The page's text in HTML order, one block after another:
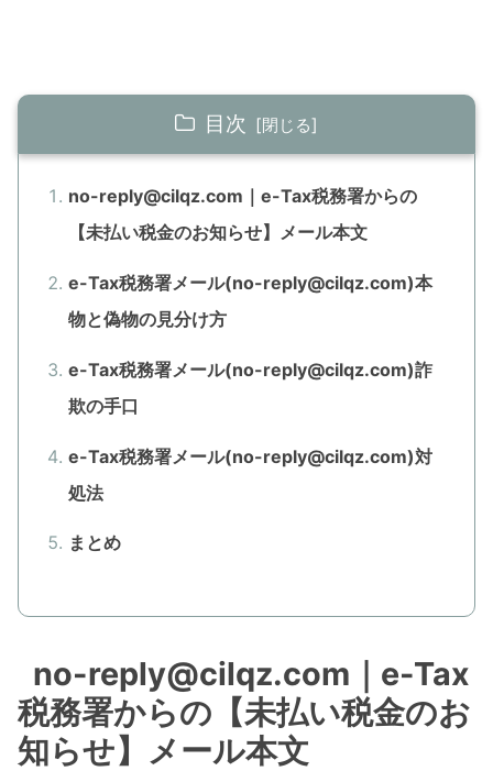
目次
no-reply@cilqz.com｜e-Tax税務署からの
【未払い税金のお知らせ】メール本文
e-Tax税務署メール(no-reply@cilqz.com)本
物と偽物の見分け方
e-Tax税務署メール(no-reply@cilqz.com)詐
欺の手口
e-Tax税務署メール(no-reply@cilqz.com)対
処法
まとめ
no-reply@cilqz.com｜e-Tax
税務署からの【未払い税金のお
知らせ】メール本文